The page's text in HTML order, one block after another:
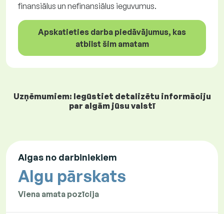
finansiālus un nefinansiālus ieguvumus.
Apskatieties darba piedāvājumus, kas
atbilst šim amatam
Uzņēmumiem: Iegūstiet detalizētu informāciju
par algām jūsu valstī
Algas no darbiniekiem
Algu pārskats
Viena amata pozīcija